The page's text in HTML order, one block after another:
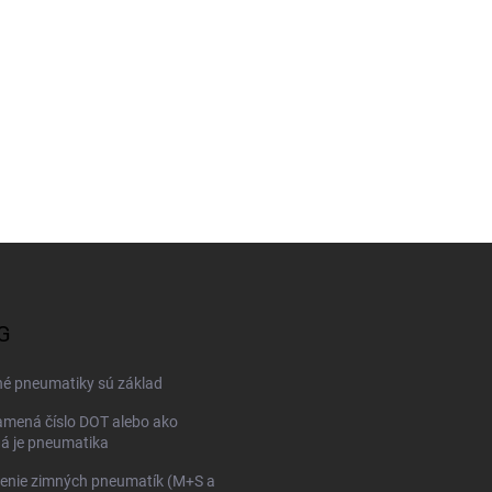
pneumatiky sú základ
číslo DOT alebo ako
je pneumatika
zimných pneumatík (M+S a